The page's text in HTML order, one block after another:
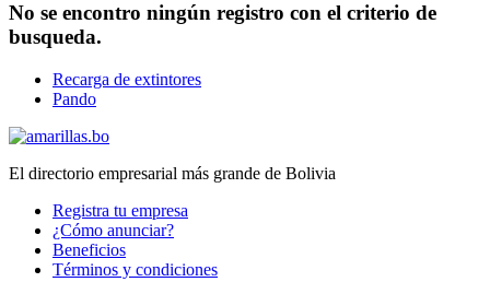
No se encontro ningún registro con el criterio de
busqueda.
Recarga de extintores
Pando
El directorio empresarial más grande de Bolivia
Registra tu empresa
¿Cómo anunciar?
Beneficios
Términos y condiciones